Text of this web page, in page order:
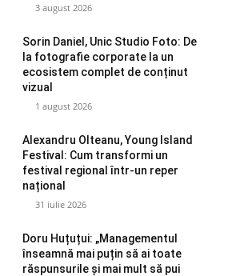
3 august 2026
Sorin Daniel, Unic Studio Foto: De
la fotografie corporate la un
ecosistem complet de conținut
vizual
1 august 2026
Alexandru Olteanu, Young Island
Festival: Cum transformi un
festival regional într-un reper
național
31 iulie 2026
Doru Huțuțui: „Managementul
înseamnă mai puțin să ai toate
răspunsurile și mai mult să pui